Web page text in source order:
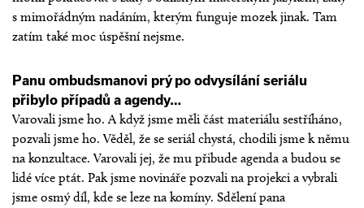
s mimořádným nadáním, kterým funguje mozek jinak. Tam
zatím také moc úspěšní nejsme.
Panu ombudsmanovi prý po odvysílání seriálu
přibylo případů a agendy…
Varovali jsme ho. A když jsme měli část materiálu sestříháno,
pozvali jsme ho. Věděl, že se seriál chystá, chodili jsme k němu
na konzultace. Varovali jej, že mu přibude agenda a budou se
lidé více ptát. Pak jsme novináře pozvali na projekci a vybrali
jsme osmý díl, kde se leze na komíny. Sdělení pana